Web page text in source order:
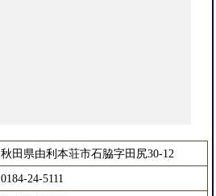
秋田県由利本荘市石脇字田尻30-12
0184-24-5111